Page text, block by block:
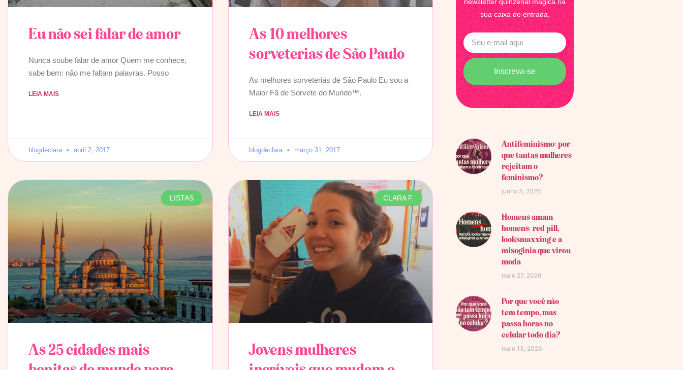
Eu não sei falar de amor
Nunca soube falar de amor Quem me conhece,
sabe bem: não me faltam palavras. Posso
LEIA MAIS
blogdeclara abril 2, 2017
As 10 melhores
sorveterias de São Paulo
As melhores sorveterias de São Paulo Eu sou a
Maior Fã de Sorvete do Mundo™.
LEIA MAIS
blogdeclara março 31, 2017
LISTAS
As 25 cidades mais
CLARA F.
Jovens mulheres
newsletter quinzenal mágica na
sua caixa de entrada.
Inscreva-se
Antifeminismo: por
que tantas mulheres
rejeitam o
feminismo?
junho 3, 2026
Homens amam
homens: red pill,
looksmaxxing e a
misoginia que virou
moda
maio 27, 2026
Por que você não
tem tempo, mas
passa horas no
celular todo dia?
maio 13, 2026